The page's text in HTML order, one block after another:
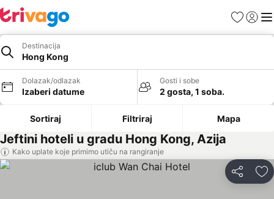
FavoritiPrijavi
Destinacija
Hong Kong
Dolazak/odlazak
Izaberi datume
Gosti i sobe
2 gosta, 1 soba.
Sortiraj Filtriraj Mapa
Jeftini hoteli u gradu Hong Kong, Azija
Kako uplate koje primimo utiču na rangiranje
Deli